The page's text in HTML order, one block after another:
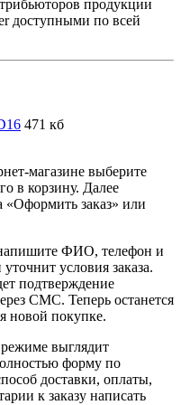
продукции
доступными по всей
471 кб
магазине выберите
в корзину. Далее
заказ» или
ФИО, телефон и
условия заказа.
подтверждение
СМС. Теперь останется
новой покупке.
выглядит
форму по
доставки, оплаты,
к заказу написать